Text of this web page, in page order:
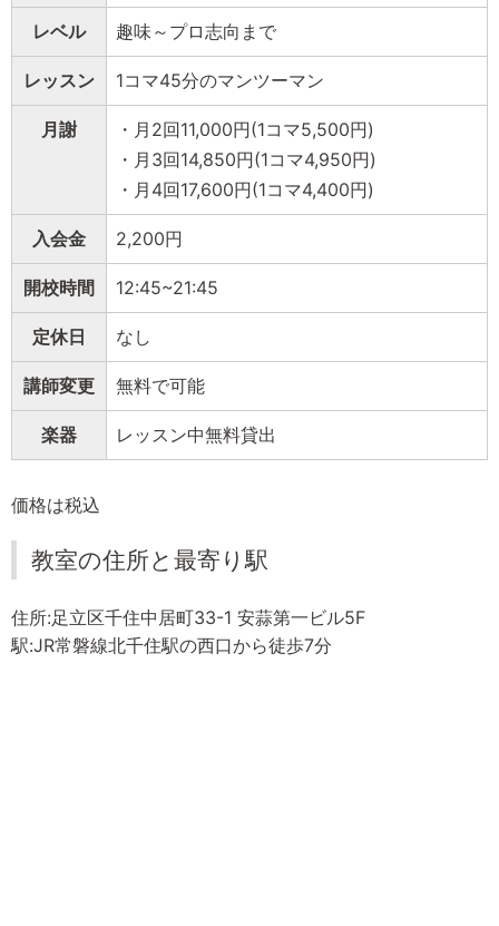
レベル 趣味～プロ志向まで
レッスン 1コマ45分のマンツーマン
月謝
・月2回11,000円(1コマ5,500円)
・月3回14,850円(1コマ4,950円)
・月4回17,600円(1コマ4,400円)
入会金 2,200円
開校時間 12:45~21:45
定休日 なし
講師変更 無料で可能
楽器 レッスン中無料貸出
価格は税込
教室の住所と最寄り駅
住所:足立区千住中居町33-1 安蒜第一ビル5F
駅:JR常磐線北千住駅の西口から徒歩7分